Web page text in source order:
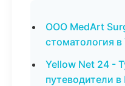
ООО MedArt
стоматология
Yellow Net 24 -
путеводители в